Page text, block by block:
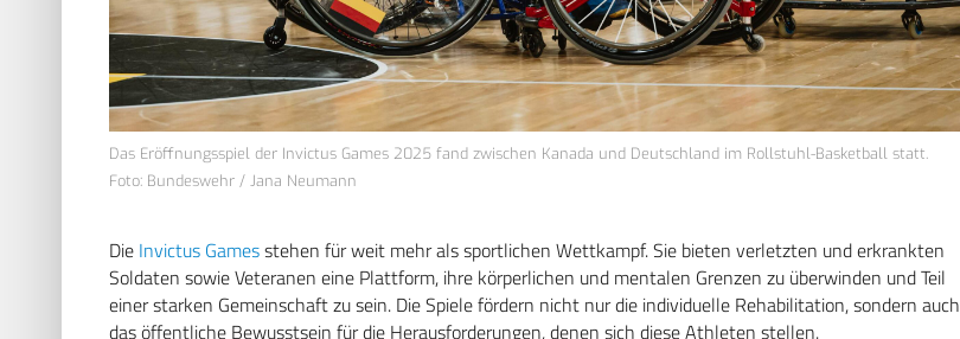
Das Eröffnungsspiel der Invictus Games 2025 fand zwischen Kanada und Deutschland im Rollstuhl-Basketball statt.
Foto: Bundeswehr / Jana Neumann
Die Invictus Gamesstehen für weit mehr als sportlichen Wettkampf. Sie bieten verletzten und erkrankten
Soldaten sowie Veteranen eine Plattform, ihre körperlichen und mentalen Grenzen zu überwinden und Teil
einer starken Gemeinschaft zu sein. Die Spiele fördern nicht nur die individuelle Rehabilitation, sondern auch
das öffentliche Bewusstsein für die Herausforderungen, denen sich diese Athleten stellen.